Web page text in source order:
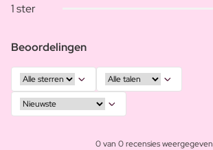
1 ster
Beoordelingen
0 van 0 recensies weergegeven